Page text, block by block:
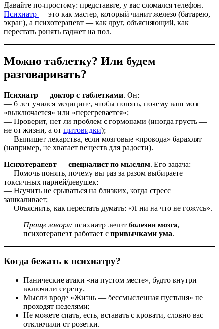
Давайте по-простому: представьте, у вас сломался телефон.
Психиатр — это как мастер, который чинит железо (батарею,
экран), а психотерапевт — как друг, объясняющий, как
перестать ронять гаджет на пол.
Можно таблетку? Или будем
разговаривать?
Психиатр — доктор с таблетками. Он:
— 6 лет учился медицине, чтобы понять, почему ваш мозг
«выключается» или «перегревается»;
— Проверит, нет ли проблем с гормонами (иногда грусть —
не от жизни, а от щитовидки);
— Выпишет лекарства, если мозговые «провода» барахлят
(например, не хватает веществ для радости).
Психотерапевт — специалист по мыслям. Его задача:
— Помочь понять, почему вы раз за разом выбираете
токсичных парней/девушек;
— Научить не срываться на близких, когда стресс
зашкаливает;
— Объяснить, как перестать думать: «Я ни на что не гожусь».
Проще говоря: психиатр лечит болезни мозга,
психотерапевт работает с привычками ума.
Когда бежать к психиатру?
Панические атаки «на пустом месте», будто внутри
включили сирену;
Мысли вроде «Жизнь — бессмысленная пустыня» не
проходят неделями;
Не можете спать, есть, вставать с кровати, словно вас
отключили от розетки.